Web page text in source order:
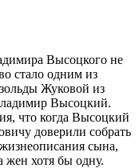
Высоцкого не
стало одним из
Жуковой из
Высоцкий.
что когда Высоцкий
доверили собрать
сына,
жен хотя бы одну.